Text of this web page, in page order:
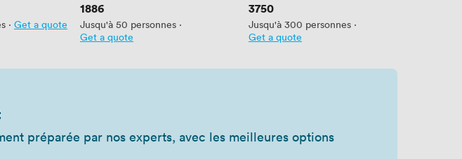
· Get a quote
Prix
1886
Jusqu'à 50 personnes ·
Get a quote
Prix
3750
Jusqu'à 300 personnes ·
Get a quote
préparée par nos experts, avec les meilleures options